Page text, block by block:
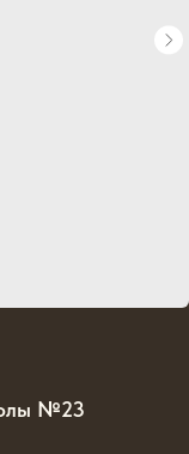
№23